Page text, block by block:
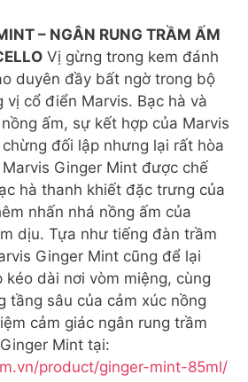
– NGÂN RUNG TRẦM ẤM
Vị gừng trong kem đánh
duyên đầy bất ngờ trong bộ
vị cổ điển Marvis. Bạc hà và
ấm, sự kết hợp của Marvis
đối lập nhưng lại rất hòa
Ginger Mint được chế
hà thanh khiết đặc trưng của
nhấn nhá nồng ấm của
dịu. Tựa như tiếng đàn trầm
Ginger Mint cũng để lại
dài nơi vòm miệng, cùng
tầng sâu của cảm xúc nồng
cảm giác ngân rung trầm
Mint tại:
product/ginger-mint-85ml/